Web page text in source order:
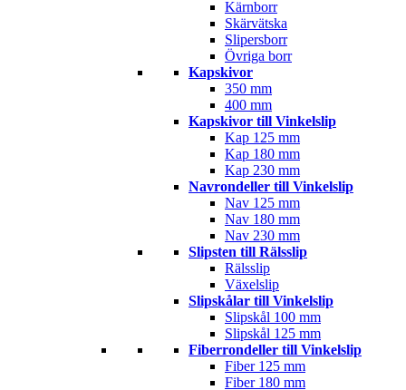
Kärnborr
Skärvätska
Slipersborr
Övriga borr
Kapskivor
350 mm
400 mm
Kapskivor till Vinkelslip
Kap 125 mm
Kap 180 mm
Kap 230 mm
Navrondeller till Vinkelslip
Nav 125 mm
Nav 180 mm
Nav 230 mm
Slipsten till Rälsslip
Rälsslip
Växelslip
Slipskålar till Vinkelslip
Slipskål 100 mm
Slipskål 125 mm
Fiberrondeller till Vinkelslip
Fiber 125 mm
Fiber 180 mm